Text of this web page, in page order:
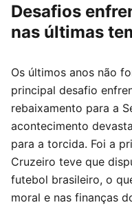
Desafios
nas últimas
Os últimos anos não
principal desafio
rebaixamento para a
acontecimento
para a torcida. Foi a
Cruzeiro teve que
futebol brasileiro, o
moral e nas finanças